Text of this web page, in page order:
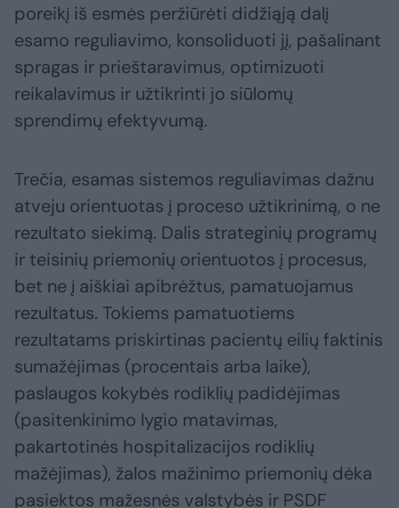
poreikį iš esmės peržiūrėti didžiąją dalį
esamo reguliavimo, konsoliduoti jį, pašalinant
spragas ir prieštaravimus, optimizuoti
reikalavimus ir užtikrinti jo siūlomų
sprendimų efektyvumą.
Trečia, esamas sistemos reguliavimas dažnu
atveju orientuotas į proceso užtikrinimą, o ne
rezultato siekimą. Dalis strateginių programų
ir teisinių priemonių orientuotos į procesus,
bet ne į aiškiai apibrėžtus, pamatuojamus
rezultatus. Tokiems pamatuotiems
rezultatams priskirtinas pacientų eilių faktinis
sumažėjimas (procentais arba laike),
paslaugos kokybės rodiklių padidėjimas
(pasitenkinimo lygio matavimas,
pakartotinės hospitalizacijos rodiklių
mažėjimas), žalos mažinimo priemonių dėka
pasiektos mažesnės valstybės ir PSDF